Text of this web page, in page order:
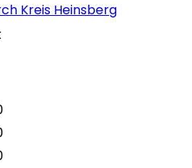
Kreis Heinsberg